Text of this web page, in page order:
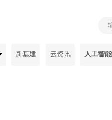
新基建 云资讯 人工智能